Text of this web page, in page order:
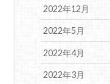
2022年12月
2022年5月
2022年4月
2022年3月